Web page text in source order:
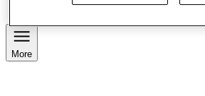
More